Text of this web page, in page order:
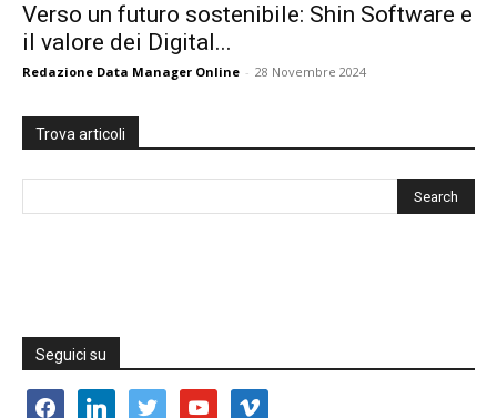
Verso un futuro sostenibile: Shin Software e
il valore dei Digital...
Redazione Data Manager Online - 28 Novembre 2024
Trova articoli
Seguici su
facebooklinkedin twitter youtube vimeo